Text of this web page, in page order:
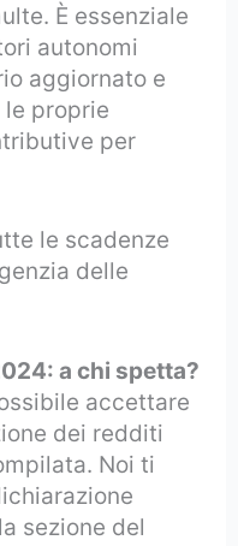
È essenziale
autonomi
aggiornato e
proprie
per
le scadenze
delle
a chi spetta?
accettare
dei redditi
Noi ti
sezione del